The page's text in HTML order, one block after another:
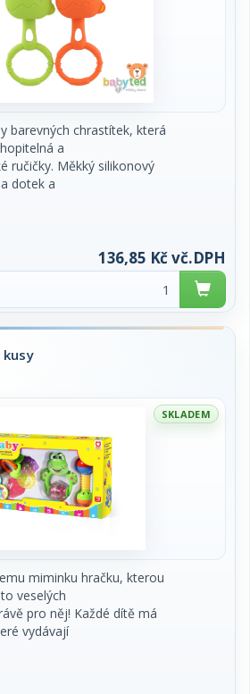
barevných chrastítek, která
a
ručičky. Měkký silikonový
dotek a
prvních zoubků.
umožňuje snadné
jemné motoriky i
Jemné chrastění
dítěte.
136,85 Kč vč.DPH
SKLADEM
miminku hračku, kterou
veselých
pro něj! Každé dítě má
vydávají
S těmito roztomilými
mnoho
rozvíjí motorické a